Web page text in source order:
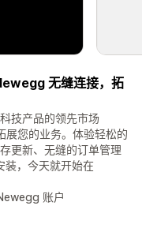
无缝连接，拓
技产品的领先市场
您的业务。体验轻松的
更新、无缝的订单管理
装，今天就开始在
账户